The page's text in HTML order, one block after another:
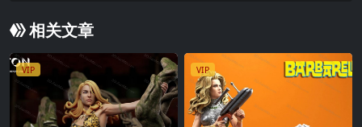
相关文章
VIP VIP